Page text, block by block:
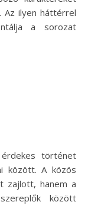
Az ilyen háttérrel
a sorozat
történet
között. A közös
zajlott, hanem a
között